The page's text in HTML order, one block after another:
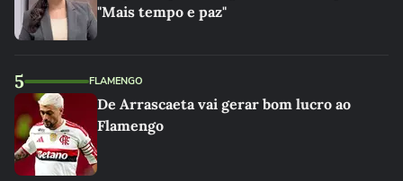
"Mais tempo e paz"
5 FLAMENGO
De Arrascaeta vai gerar bom lucro ao
Flamengo